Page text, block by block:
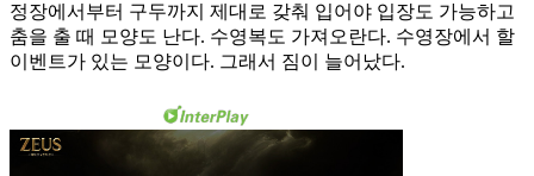
정장에서부터 구두까지 제대로 갖춰 입어야 입장도 가능하고
춤을 출 때 모양도 난다. 수영복도 가져오란다. 수영장에서 할
이벤트가 있는 모양이다. 그래서 짐이 늘어났다.